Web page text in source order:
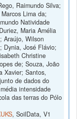
Raimundo Silva;
Lima da;
Natividade
Maria Amélia
Araújo, Wilson
Dynia, José Flávio;
Christine
de; Souza, João
Xavier; Santos,
de dados do
intensidade
das terras do Pólo
, SoilData, V1